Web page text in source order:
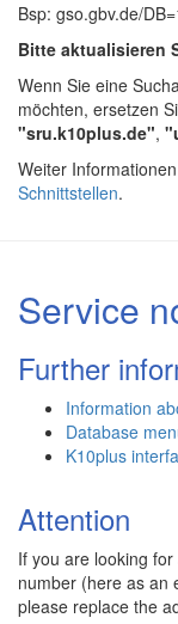
Bsp: gso.gbv.de/
Bitte aktualisieren
Wenn Sie eine
möchten, ersetzen
"sru.k10plus.de",
Weiter
Schnittstellen.
Service
Further
Information
Database
K10plus
Attention
If you are looking
number (here as an
please replace the